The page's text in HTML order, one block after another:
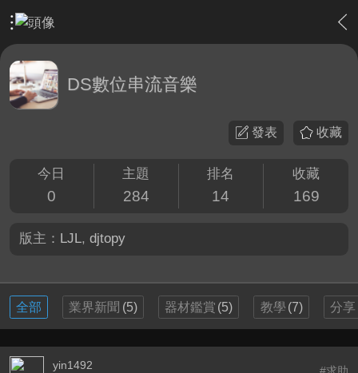
軟硬體相關技術 › DS數位串流音樂
DS數位串流音樂
收藏
發表
今日
0
主題
284
排名
14
收藏
169
版主： LJL, djtopy
全部 業界新聞 (5) 器材鑑賞 (5) 教學 (7) 分享
yin1492